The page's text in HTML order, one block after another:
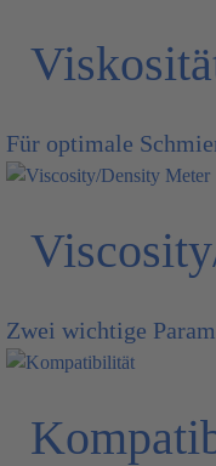
Für optimale
Zwei wichtige